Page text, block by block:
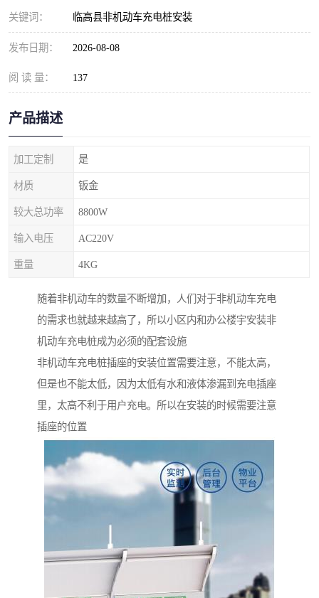
关键词： 临高县非机动车充电桩安装
发布日期： 2026-08-08
阅 读 量： 137
产品描述
加工定制 是
材质 钣金
较大总功率 8800W
输入电压 AC220V
重量 4KG
随着非机动车的数量不断增加，人们对于非机动车充电
的需求也就越来越高了，所以小区内和办公楼宇安装非
机动车充电桩成为必须的配套设施
非机动车充电桩插座的安装位置需要注意，不能太高，
但是也不能太低，因为太低有水和液体渗漏到充电插座
里，太高不利于用户充电。所以在安装的时候需要注意
插座的位置